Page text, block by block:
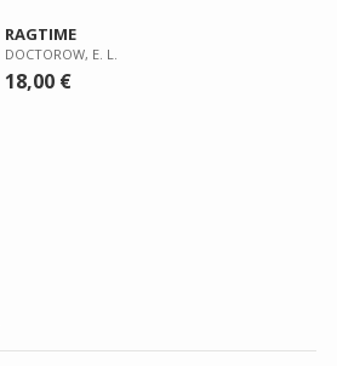
RAGTIME
DOCTOROW, E. L.
18,00 €